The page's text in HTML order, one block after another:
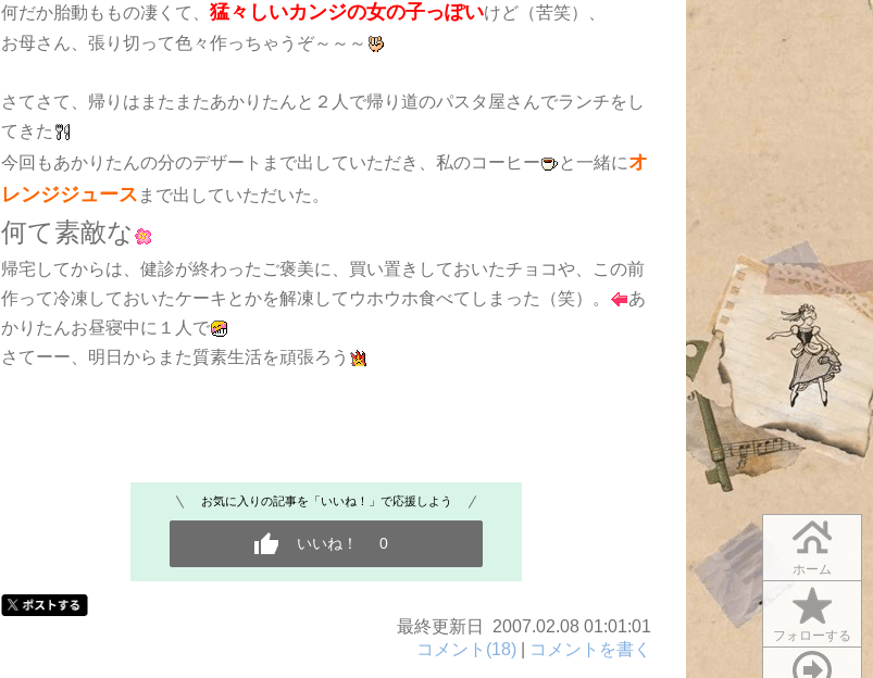
ホーム
フォローする
何だか胎動ももの凄くて、猛々しいカンジの女の子っぽいけど（苦笑）、
お母さん、張り切って色々作っちゃうぞ～～～
さてさて、帰りはまたまたあかりたんと２人で帰り道のパスタ屋さんでランチをし
てきた
今回もあかりたんの分のデザートまで出していただき、私のコーヒー
と一緒にオ
レンジジュース まで出していただいた。
何て素敵な
帰宅してからは、健診が終わったご褒美に、買い置きしておいたチョコや、この前
作って冷凍しておいたケーキとかを解凍してウホウホ食べてしまった（笑）。
あ
かりたんお昼寝中に１人で
さてーー、明日からまた質素生活を頑張ろう
お気に入りの記事を「いいね！」で応援しよう
いいね！ 0
最終更新日 2007.02.08 01:01:01
コメント(18)
コメントを書く